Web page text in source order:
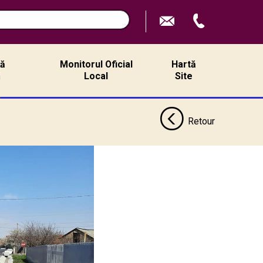
Monitorul Oficial
Local
Hartă
Site
Retour